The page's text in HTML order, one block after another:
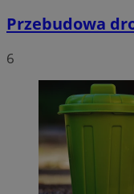
Przebudowa
6